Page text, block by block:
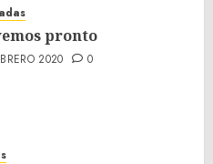
pronto
2020 0